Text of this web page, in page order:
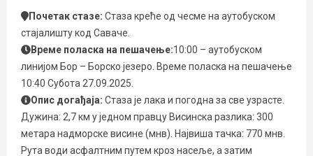
Почетак стазе: Стаза креће од чесме на аутобуском
стајалишту код Саваче.
Време поласка на пешачење:10:00 – аутобуском
линијом Бор – Борско језеро. Време поласка на пешачење
10:40 Субота 27.09.2025.
Опис догађаја: Стаза је лака и погодна за све узрасте.
Дужина: 2,7 км у једном правцу Висинска разлика: 300
метара надморске висине (мнв). Највиша тачка: 770 мнв.
Рута води асфалтним путем кроз насеље, а затим